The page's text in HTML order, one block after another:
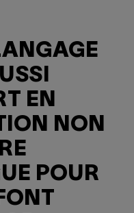
EN
NON
POUR